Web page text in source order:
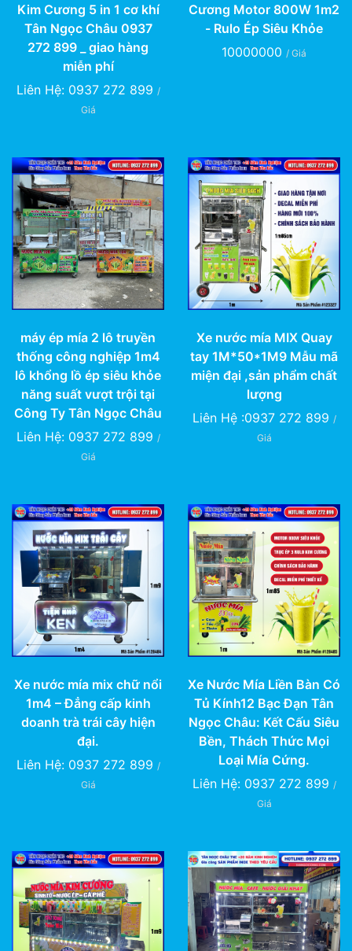
Kim Cương 5 in 1 cơ khí
Tân Ngọc Châu 0937
272 899 _ giao hàng
miễn phí
Liên Hệ: 0937 272 899 /
Giá
Cương Motor 800W 1m2
- Rulo Ép Siêu Khỏe
10000000 / Giá
máy ép mía 2 lô truyền
thống công nghiệp 1m4
lô khổng lồ ép siêu khỏe
năng suất vượt trội tại
Công Ty Tân Ngọc Châu
Liên Hệ: 0937 272 899 /
Giá
Xe nước mía MIX Quay
tay 1M*50*1M9 Mẫu mã
miện đại ,sản phẩm chất
lượng
Liên Hệ :0937 272 899 /
Giá
Xe nước mía mix chữ nổi
1m4 – Đẳng cấp kinh
doanh trà trái cây hiện
đại.
Liên Hệ: 0937 272 899 /
Giá
Xe Nước Mía Liền Bàn Có
Tủ Kính12 Bạc Đạn Tân
Ngọc Châu: Kết Cấu Siêu
Bền, Thách Thức Mọi
Loại Mía Cứng.
Liên Hệ: 0937 272 899 /
Giá